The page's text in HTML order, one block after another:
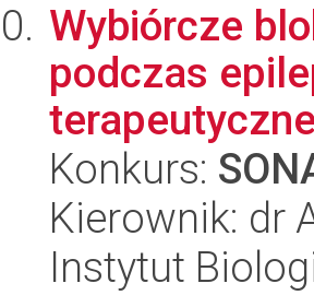
Wybiórcze
podczas
Konkurs:
Kierownik: dr
Instytut